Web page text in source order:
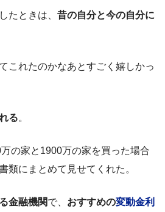
たときは、 昔の自分と今の自分に
これたのかなあとすごく嬉しかっ
る。
の家と1900万の家を買った場合
類にまとめて見せてくれた。
金融機関で、 おすすめの変動金利